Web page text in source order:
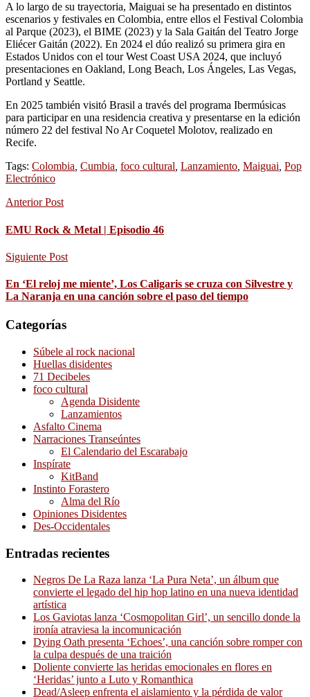
A lo largo de su trayectoria, Maiguai se ha presentado en distintos
escenarios y festivales en Colombia, entre ellos el Festival Colombia
al Parque (2023), el BIME (2023) y la Sala Gaitán del Teatro Jorge
Eliécer Gaitán (2022). En 2024 el dúo realizó su primera gira en
Estados Unidos con el tour West Coast USA 2024, que incluyó
presentaciones en Oakland, Long Beach, Los Ángeles, Las Vegas,
Portland y Seattle.
En 2025 también visitó Brasil a través del programa Ibermúsicas
para participar en una residencia creativa y presentarse en la edición
número 22 del festival No Ar Coquetel Molotov, realizado en
Recife.
Tags: Colombia Cumbia foco cultural Lanzamiento Maiguai Pop
Electrónico
Anterior Post
EMU Rock & Metal | Episodio 46
Siguiente Post
En ‘El reloj me miente’, Los Caligaris se cruza con Silvestre y
La Naranja en una canción sobre el paso del tiempo
Categorías
Súbele al rock nacional
Huellas disidentes
71 Decibeles
foco cultural
Agenda Disidente
Lanzamientos
Asfalto Cinema
Narraciones Transeúntes
El Calendario del Escarabajo
Inspírate
KitBand
Instinto Forastero
Alma del Río
Opiniones Disidentes
Des-Occidentales
Entradas recientes
Negros De La Raza lanza ‘La Pura Neta’, un álbum que
convierte el legado del hip hop latino en una nueva identidad
artística
Los Gaviotas lanza ‘Cosmopolitan Girl’, un sencillo donde la
ironía atraviesa la incomunicación
Dying Oath presenta ‘Echoes’, una canción sobre romper con
la culpa después de una traición
Doliente convierte las heridas emocionales en flores en
‘Heridas’ junto a Luto y Romanthica
Dead/Asleep enfrenta el aislamiento y la pérdida de valor